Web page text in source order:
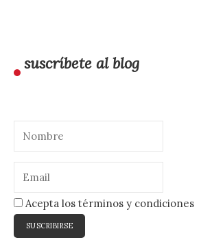
suscríbete al blog
Acepta los términos y condiciones